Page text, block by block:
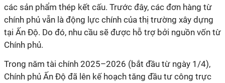
các sản phẩm thép kết cấu. Trước đây, các đơn hàng từ
chính phủ vẫn là động lực chính của thị trường xây dựng
tại Ấn Độ. Do đó, nhu cầu sẽ được hỗ trợ bởi nguồn vốn từ
Chính phủ.
Trong năm tài chính 2025–2026 (bắt đầu từ ngày 1/4),
Chính phủ Ấn Độ đã lên kế hoạch tăng đầu tư công trực